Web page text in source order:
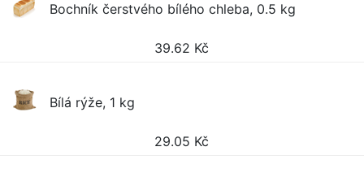
Bochník čerstvého bílého chleba, 0.5 kg
39.62 Kč
Bílá rýže, 1 kg
29.05 Kč